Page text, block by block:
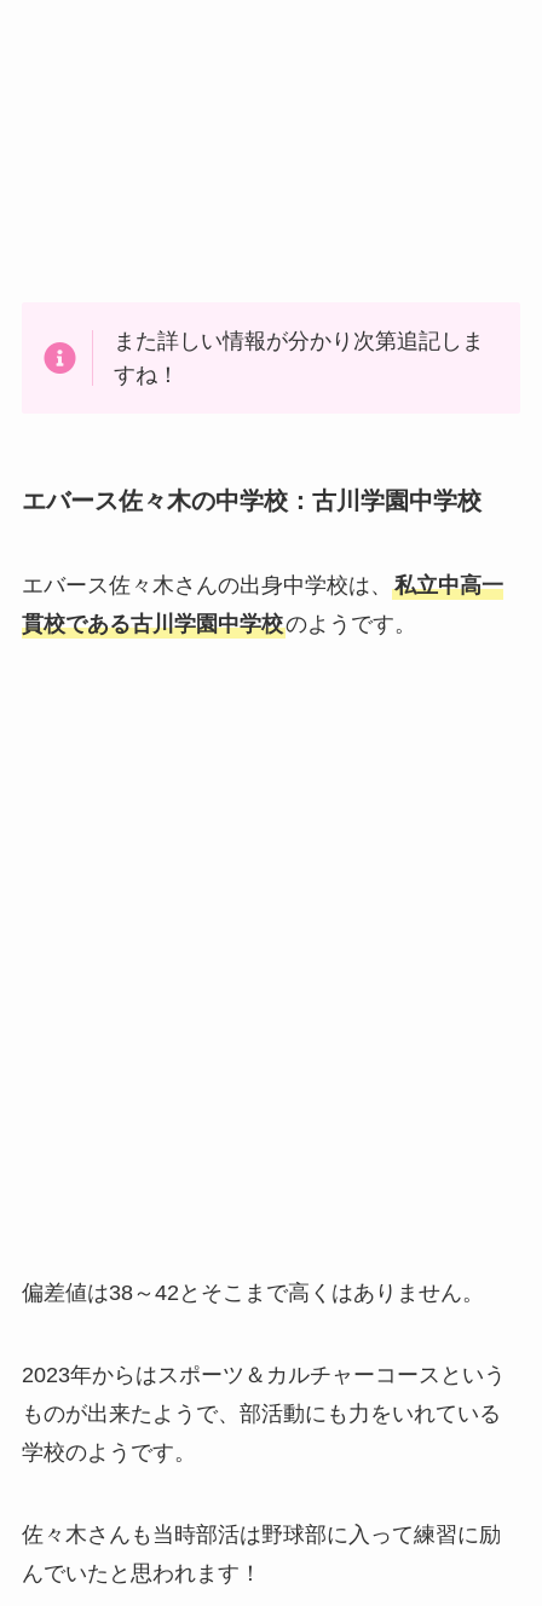
また詳しい情報が分かり次第追記しま
すね！
エバース佐々木の中学校：古川学園中学校
エバース佐々木さんの出身中学校は、 私立中高一
貫校である古川学園中学校のようです。
偏差値は38～42とそこまで高くはありません。
2023年からはスポーツ＆カルチャーコースという
ものが出来たようで、部活動にも力をいれている
学校のようです。
佐々木さんも当時部活は野球部に入って練習に励
んでいたと思われます！